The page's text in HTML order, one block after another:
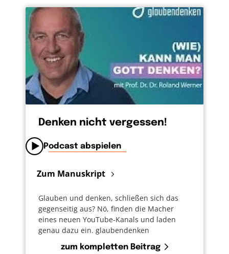
Denken nicht vergessen!
Podcast abspielen
Zum Manuskript
Glauben und denken, schließen sich das
gegenseitig aus? Nö, finden die Macher
eines neuen YouTube-Kanals und laden
genau dazu ein. glaubendenken
zum kompletten Beitrag